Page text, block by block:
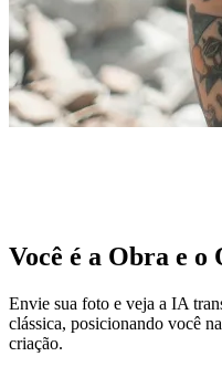
Você é a Obra e o
Envie sua foto e veja a IA
clássica, posicionando você
criação.